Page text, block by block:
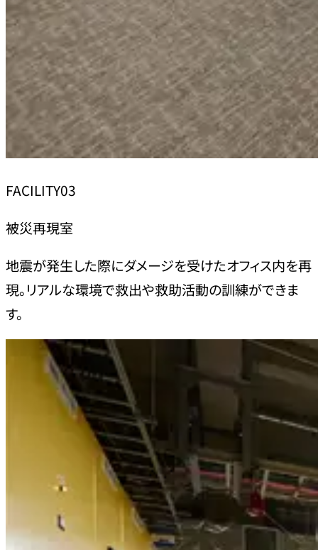
FACILITY03
被災再現室
地震が発生した際にダメージを受けたオフィス内を再
現。リアルな環境で救出や救助活動の訓練ができま
す。